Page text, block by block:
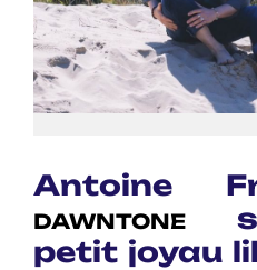
Antoine
DAWNTONE
petit joyau